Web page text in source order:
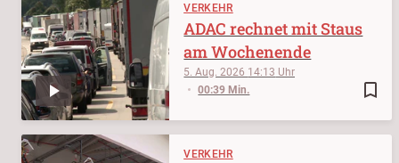
VERKEHR
bookmark_border
5. Aug. 2026 14:13
00:39 Min.
ADAC rechnet mit Staus
am Wochenende
VERKEHR